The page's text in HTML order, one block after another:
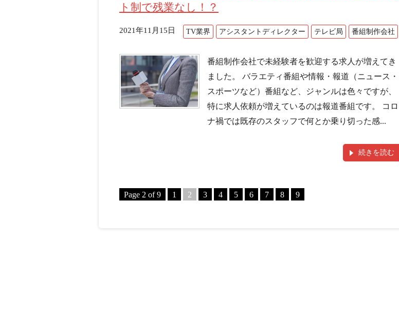
ト制で残業なし！？
2021年11月15日 TV業界 アシスタントディレクター テレビ局 番組制作会社
番組制作会社で未経験者を歓迎する求人が増えてき
ました。 バラエティ番組や情報・報道（ニュース・
スポーツなど）番組など、ジャンルは色々ですが、
特に求人依頼が増えているのは報道番組です。 コロ
ナ禍では既存のスタッフで何とか乗り切った感...
続きを読む
Page 2 of 9 1 2 3 4 5 6 7 8 9